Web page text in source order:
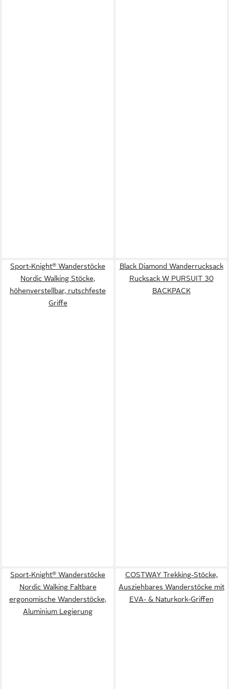
Sport-Knight® Wanderstöcke
Nordic Walking Stöcke,
höhenverstellbar, rutschfeste
Griffe
Black Diamond Wanderrucksack
Rucksack W PURSUIT 30
BACKPACK
Sport-Knight® Wanderstöcke
Nordic Walking Faltbare
ergonomische Wanderstöcke,
Aluminium Legierung
COSTWAY Trekking-Stöcke,
Ausziehbares Wanderstöcke mit
EVA- & Naturkork-Griffen